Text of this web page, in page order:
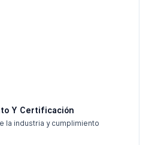
Y Certificación
la industria y cumplimiento